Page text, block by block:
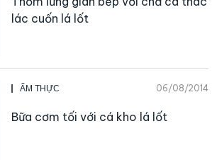
lác cuốn lá lốt
ẨM THỰC 06/08/2014
Bữa cơm tối với cá kho lá lốt